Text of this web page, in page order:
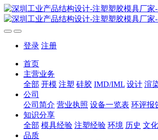
登录 注册
首页
主营业务
全部 开模 注塑 硅胶 IMD/IML 设计 渲
公司
公司简介 营业执照 设备一览表 环评报
知识分享
全部 模具经验 注塑经验 环境 历史 文化
品质